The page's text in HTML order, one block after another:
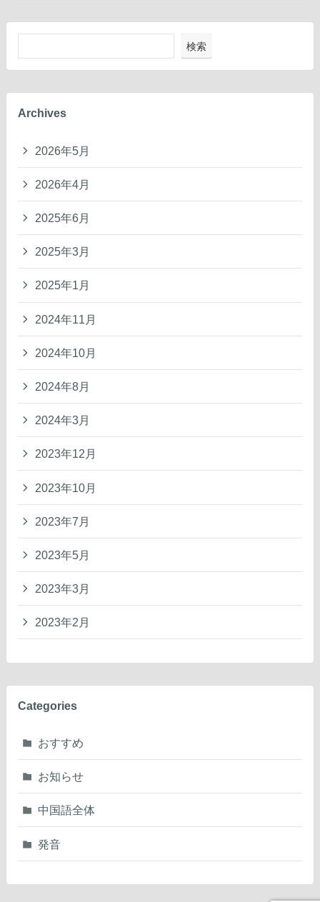
検索
Archives
2026年5月
2026年4月
2025年6月
2025年3月
2025年1月
2024年11月
2024年10月
2024年8月
2024年3月
2023年12月
2023年10月
2023年7月
2023年5月
2023年3月
2023年2月
Categories
おすすめ
お知らせ
中国語全体
発音